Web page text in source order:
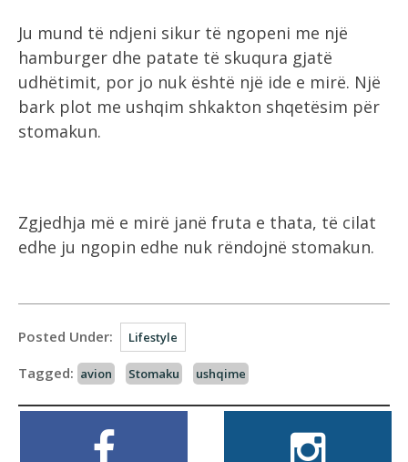
Ju mund të ndjeni sikur të ngopeni me një
hamburger dhe patate të skuqura gjatë
udhëtimit, por jo nuk është një ide e mirë. Një
bark plot me ushqim shkakton shqetësim për
stomakun.
Zgjedhja më e mirë janë fruta e thata, të cilat
edhe ju ngopin edhe nuk rëndojnë stomakun.
Posted Under: Lifestyle
Tagged: avion Stomaku ushqime